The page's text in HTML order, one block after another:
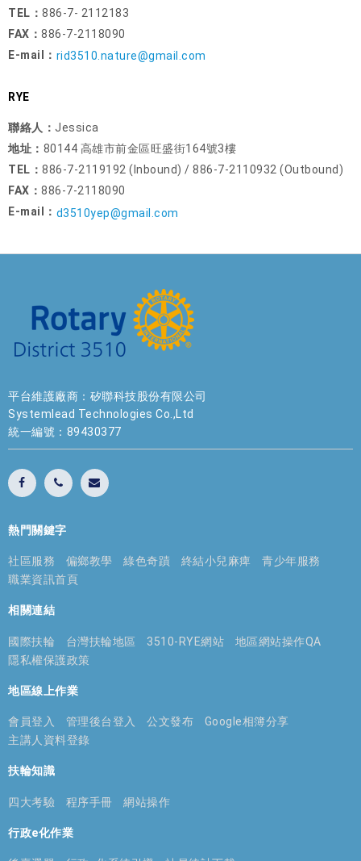
TEL： 886-7- 2112183
FAX： 886-7-2118090
E-mail： rid3510.nature@gmail.com
RYE
聯絡人： Jessica
地址： 80144 高雄市前金區旺盛街164號3樓
TEL： 886-7-2119192 (Inbound) / 886-7-2110932 (Outbound)
FAX： 886-7-2118090
E-mail： d3510yep@gmail.com
平台維護廠商：矽聯科技股份有限公司
Systemlead Technologies Co.,Ltd
統一編號：89430377
熱門關鍵字
社區服務 偏鄉教學 綠色奇蹟 終結小兒麻痺
青少年服務
職業資訊首頁
相關連結
國際扶輪 台灣扶輪地區 3510-RYE網站
地區網站操作QA
隱私權保護政策
地區線上作業
會員登入 管理後台登入 公文發布
Google相簿分享
主講人資料登錄
扶輪知識
四大考驗 程序手冊 網站操作
行政e化作業